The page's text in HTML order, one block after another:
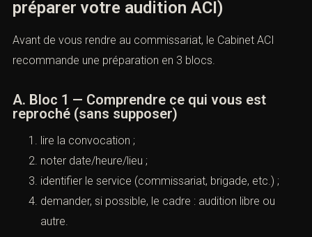
préparer votre audition ACI)
Avant de vous rendre au commissariat, le Cabinet ACI
recommande une préparation en 3 blocs.
A. Bloc 1 — Comprendre ce qui vous est
reproché (sans supposer)
lire la convocation ;
noter date/heure/lieu ;
identifier le service (commissariat, brigade, etc.) ;
demander, si possible, le cadre : audition libre ou
autre.